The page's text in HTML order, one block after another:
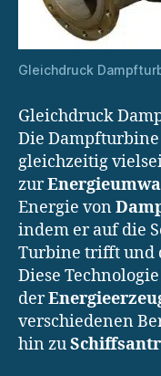
Gleichdruck
Gleichdruck
Die
gleichzeitig
zur
Energie von
indem er auf die
Turbine trifft und
Diese
der
verschiedenen
hin zu